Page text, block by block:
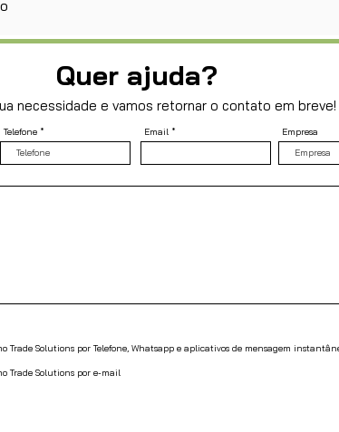
Quer ajuda?
necessidade e vamos retornar o contato em breve!
Telefone Email Empresa
Trade Solutions por Telefone, Whatsapp e aplicativos de mensagem
Trade Solutions por e-mail